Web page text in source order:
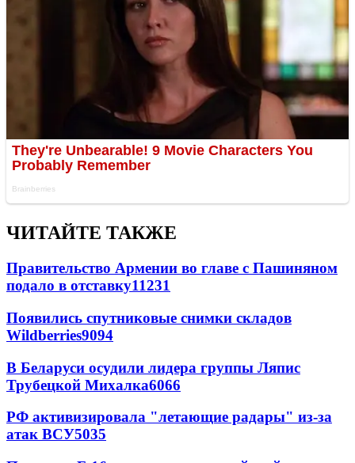
ЧИТАЙТЕ ТАКЖЕ
Правительство Армении во главе с Пашиняном
подало в отставку11231
Появились спутниковые снимки складов
Wildberries9094
В Беларуси осудили лидера группы Ляпис
Трубецкой Михалка6066
РФ активизировала "летающие радары" из-за
атак ВСУ5035